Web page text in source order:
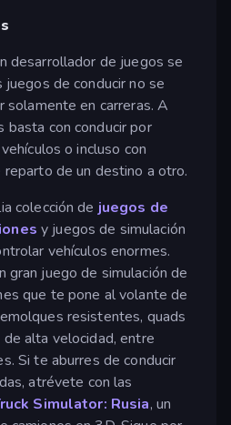
desarrollador de juegos se
de conducir no se
solamente en carreras. A
basta con conducir por
o incluso con
reparto de un destino a otro.
colección de juegos de
y juegos de simulación
vehículos enormes.
gran juego de simulación de
que te pone al volante de
resistentes, quads
alta velocidad, entre
Si te aburres de conducir
atrévete con las
Simulator: Rusia, un